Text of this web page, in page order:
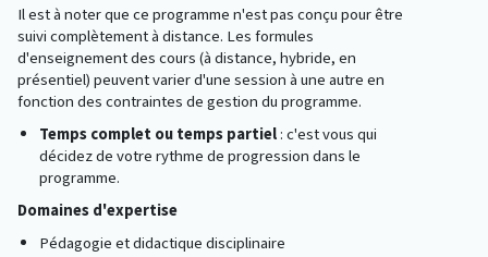
Il est à noter que ce programme n'est pas conçu pour être
suivi complètement à distance. Les formules
d'enseignement des cours (à distance, hybride, en
présentiel) peuvent varier d'une session à une autre en
fonction des contraintes de gestion du programme.
Temps complet ou temps partiel : c'est vous qui
décidez de votre rythme de progression dans le
programme.
Domaines d'expertise
Pédagogie et didactique disciplinaire